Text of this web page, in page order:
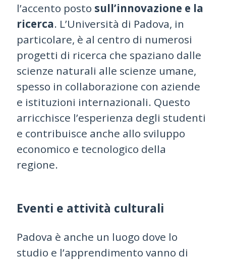
l’accento posto sull’innovazione e la
ricerca. L’Università di Padova, in
particolare, è al centro di numerosi
progetti di ricerca che spaziano dalle
scienze naturali alle scienze umane,
spesso in collaborazione con aziende
e istituzioni internazionali. Questo
arricchisce l’esperienza degli studenti
e contribuisce anche allo sviluppo
economico e tecnologico della
regione.
Eventi e attività culturali
Padova è anche un luogo dove lo
studio e l’apprendimento vanno di